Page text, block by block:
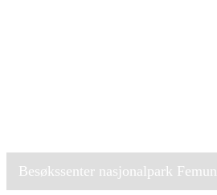
Besøkssenter nasjonalpark